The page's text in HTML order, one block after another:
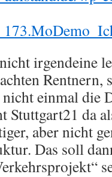
irgendeine
Rentnern,
nicht einmal die
Stuttgart21 da
aber nicht
Das soll